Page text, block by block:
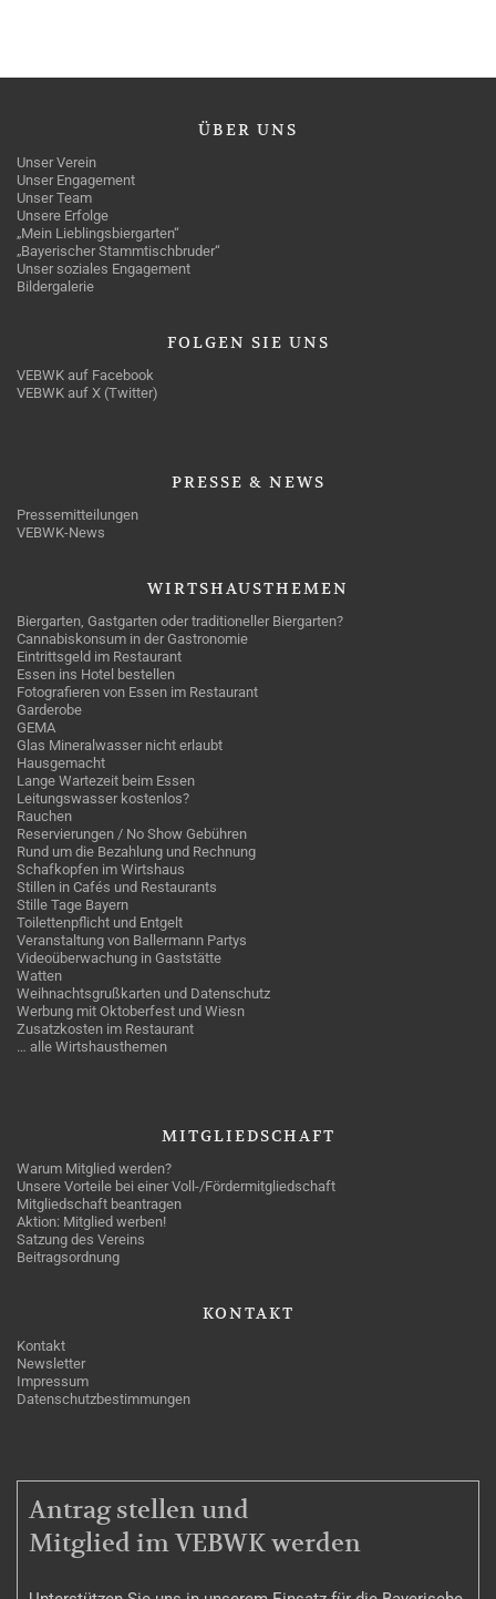
ÜBER UNS
Unser Verein
Unser Engagement
Unser Team
Unsere Erfolge
„Mein Lieblingsbiergarten“
„Bayerischer Stammtischbruder“
Unser soziales Engagement
Bildergalerie
FOLGEN SIE UNS
VEBWK auf Facebook
VEBWK auf X (Twitter)
PRESSE & NEWS
Pressemitteilungen
VEBWK-News
WIRTSHAUSTHEMEN
Biergarten, Gastgarten oder traditioneller Biergarten?
Cannabiskonsum in der Gastronomie
Eintrittsgeld im Restaurant
Essen ins Hotel bestellen
Fotografieren von Essen im Restaurant
Garderobe
GEMA
Glas Mineralwasser nicht erlaubt
Hausgemacht
Lange Wartezeit beim Essen
Leitungswasser kostenlos?
Rauchen
Reservierungen / No Show Gebühren
Rund um die Bezahlung und Rechnung
Schafkopfen im Wirtshaus
Stillen in Cafés und Restaurants
Stille Tage Bayern
Toilettenpflicht und Entgelt
Veranstaltung von Ballermann Partys
Videoüberwachung in Gaststätte
Watten
Weihnachtsgrußkarten und Datenschutz
Werbung mit Oktoberfest und Wiesn
Zusatzkosten im Restaurant
… alle Wirtshausthemen
MITGLIEDSCHAFT
Warum Mitglied werden?
Unsere Vorteile bei einer Voll-/Fördermitgliedschaft
Mitgliedschaft beantragen
Aktion: Mitglied werben!
Satzung des Vereins
Beitragsordnung
KONTAKT
Kontakt
Newsletter
Impressum
Datenschutzbestimmungen
MITGLIEDSCHAFT
Antrag stellen und
Mitglied im VEBWK werden